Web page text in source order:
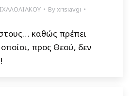
Byxrisiavgi
καθώς πρέπει
προς Θεού, δεν